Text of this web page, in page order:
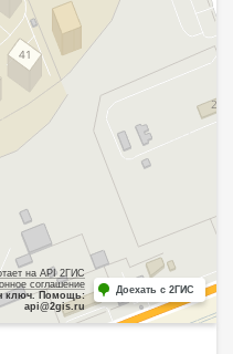
на API 2ГИС
соглашение
ключ. Помощь:
api@2gis.ru
Доехать с 2ГИС